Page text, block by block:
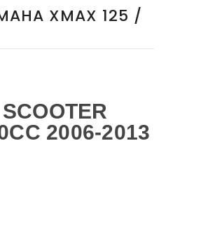
XMAX 125 /
2006-2013